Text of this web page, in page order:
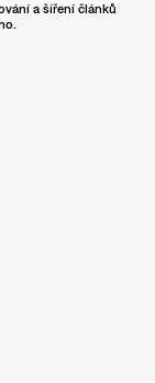
a šíření článků